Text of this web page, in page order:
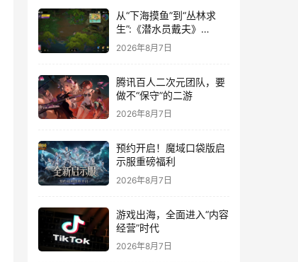
从“下海摸鱼”到“丛林求
生”:《潜水员戴夫》
DLC《丛林》移动端定档
8月14日
2026年8月7日
腾讯百人二次元团队，要
做不“保守”的二游
2026年8月7日
预约开启！魔域口袋版启
示服重磅福利
2026年8月7日
游戏出海，全面进入“内容
经营”时代
2026年8月7日